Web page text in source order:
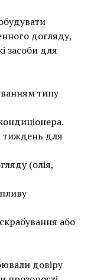
догляду,
засоби для
типу
тиждень для
(олія,
або
довіру